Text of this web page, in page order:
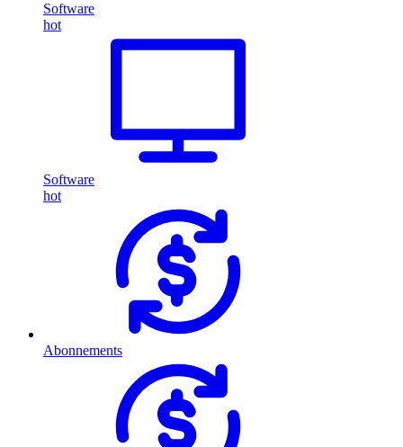
Software
hot
Software
hot
Abonnements